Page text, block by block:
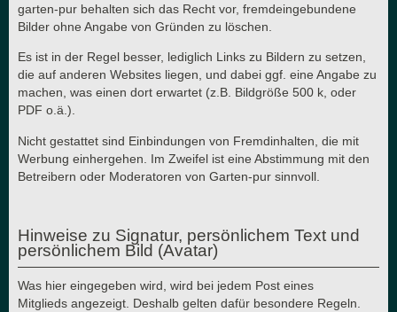
garten-pur behalten sich das Recht vor, fremdeingebundene
Bilder ohne Angabe von Gründen zu löschen.
Es ist in der Regel besser, lediglich Links zu Bildern zu setzen,
die auf anderen Websites liegen, und dabei ggf. eine Angabe zu
machen, was einen dort erwartet (z.B. Bildgröße 500 k, oder
PDF o.ä.).
Nicht gestattet sind Einbindungen von Fremdinhalten, die mit
Werbung einhergehen. Im Zweifel ist eine Abstimmung mit den
Betreibern oder Moderatoren von Garten-pur sinnvoll.
Hinweise zu Signatur, persönlichem Text und
persönlichem Bild (Avatar)
Was hier eingegeben wird, wird bei jedem Post eines
Mitglieds angezeigt. Deshalb gelten dafür besondere Regeln.